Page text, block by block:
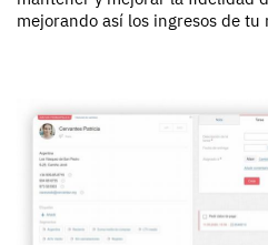
mejorando así los ingresos de tu